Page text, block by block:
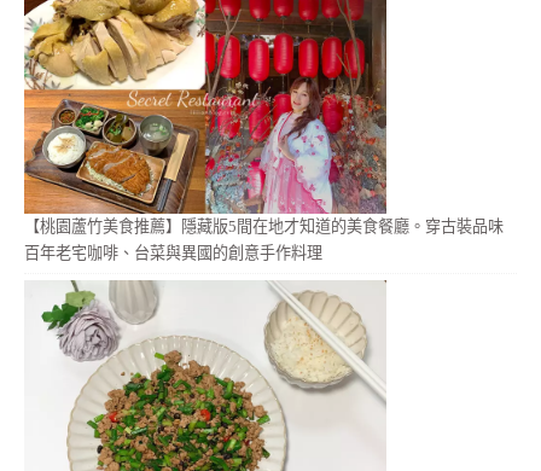
【桃園蘆竹美食推薦】隱藏版5間在地才知道的美食餐廳。穿古裝品味
百年老宅咖啡、台菜與異國的創意手作料理